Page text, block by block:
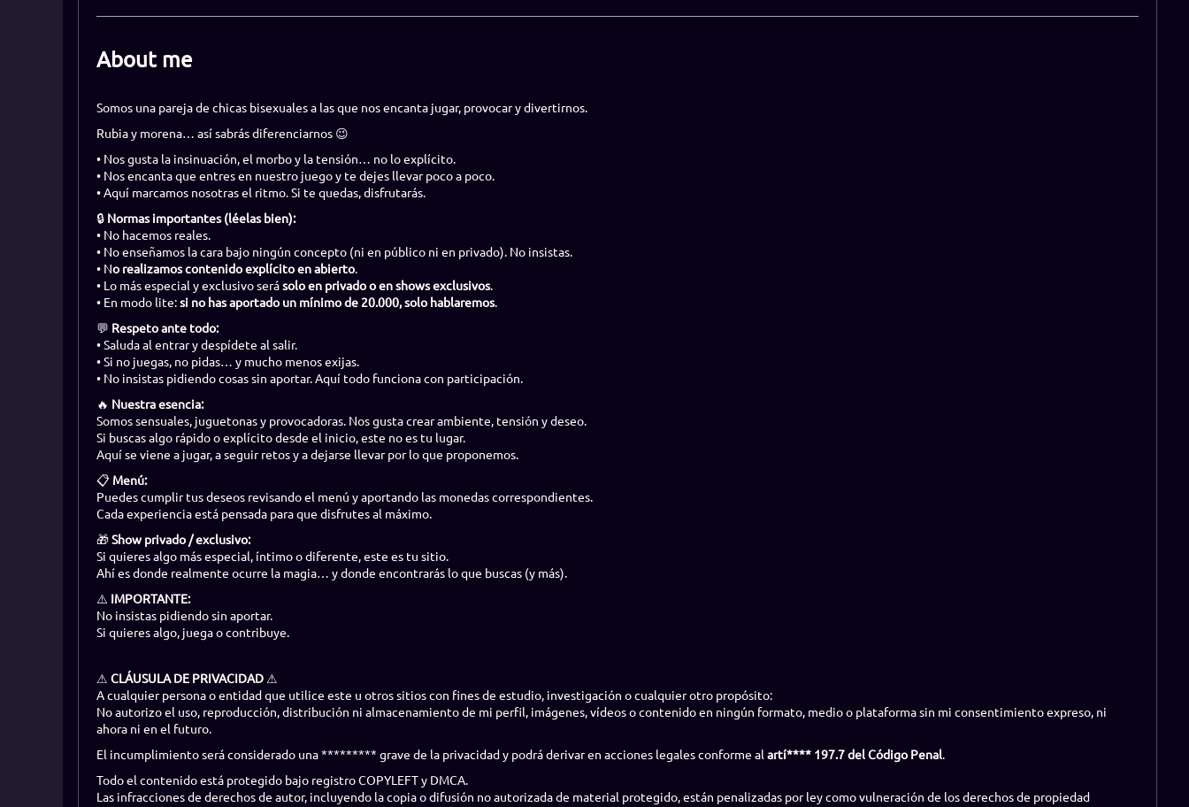
About me
Somos una pareja de chicas bisexuales a las que nos encanta jugar, provocar y divertirnos.
Rubia y morena… así sabrás diferenciarnos 😉
• Nos gusta la insinuación, el morbo y la tensión… no lo explícito.
• Nos encanta que entres en nuestro juego y te dejes llevar poco a poco.
• Aquí marcamos nosotras el ritmo. Si te quedas, disfrutarás.
🔒 Normas importantes (léelas bien):
• No hacemos reales.
• No enseñamos la cara bajo ningún concepto (ni en público ni en privado). No insistas.
• No realizamos contenido explícito en abierto.
• Lo más especial y exclusivo serásolo en privado o en shows exclusivos.
• En modo lite:si no has aportado un mínimo de 20.000, solo hablaremos.
💬 Respeto ante todo:
• Saluda al entrar y despídete al salir.
• Si no juegas, no pidas… y mucho menos exijas.
• No insistas pidiendo cosas sin aportar. Aquí todo funciona con participación.
🔥 Nuestra esencia:
Somos sensuales, juguetonas y provocadoras. Nos gusta crear ambiente, tensión y deseo.
Si buscas algo rápido o explícito desde el inicio, este no es tu lugar.
Aquí se viene a jugar, a seguir retos y a dejarse llevar por lo que proponemos.
📋 Menú:
Puedes cumplir tus deseos revisando el menú y aportando las monedas correspondientes.
Cada experiencia está pensada para que disfrutes al máximo.
🎁Show privado / exclusivo:
Si quieres algo más especial, íntimo o diferente, este es tu sitio.
Ahí es donde realmente ocurre la magia… y donde encontrarás lo que buscas (y más).
⚠️ IMPORTANTE:
No insistas pidiendo sin aportar.
Si quieres algo, juega o contribuye.
⚠ CLÁUSULA DE PRIVACIDAD⚠
A cualquier persona o entidad que utilice este u otros sitios con fines de estudio, investigación o cualquier otro propósito:
No autorizo el uso, reproducción, distribución ni almacenamiento de mi perfil, imágenes, vídeos o contenido en ningún formato, medio o plataforma sin mi consentimiento expreso, ni
ahora ni en el futuro.
El incumplimiento será considerado una ********* grave de la privacidad y podrá derivar en acciones legales conforme al artí**** 197.7 del Código Penal.
Todo el contenido está protegido bajo registro COPYLEFT y DMCA.
Las infracciones de derechos de autor, incluyendo la copia o difusión no autorizada de material protegido, están penalizadas por ley como vulneración de los derechos de propiedad